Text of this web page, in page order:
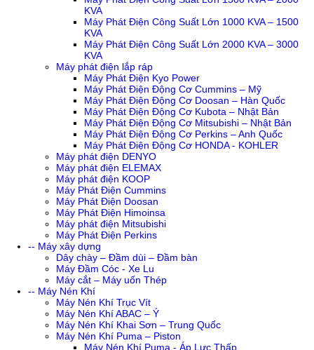
KVA
Máy Phát Điện Công Suất Lớn 1000 KVA – 1500
KVA
Máy Phát Điện Công Suất Lớn 2000 KVA – 3000
KVA
Máy phát điện lắp ráp
Máy Phát Điện Kyo Power
Máy Phát Điện Động Cơ Cummins – Mỹ
Máy Phát Điện Động Cơ Doosan – Hàn Quốc
Máy Phát Điện Động Cơ Kubota – Nhật Bản
Máy Phát Điện Động Cơ Mitsubishi – Nhật Bản
Máy Phát Điện Động Cơ Perkins – Anh Quốc
Máy Phát Điện Động Cơ HONDA - KOHLER
Máy phát điện DENYO
Máy phát điện ELEMAX
Máy phát điện KOOP
Máy Phát Điện Cummins
Máy Phát Điện Doosan
Máy Phát Điện Himoinsa
Máy phát điện Mitsubishi
Máy Phát Điện Perkins
-- Máy xây dựng
Dây chày – Đầm dùi – Đầm bàn
Máy Đầm Cóc - Xe Lu
Máy cắt – Máy uốn Thép
-- Máy Nén Khí
Máy Nén Khí Trục Vít
Máy Nén Khí ABAC – Ý
Máy Nén Khí Khai Sơn – Trung Quốc
Máy Nén Khí Puma – Piston
Máy Nén Khí Puma - Áp Lực Thấp